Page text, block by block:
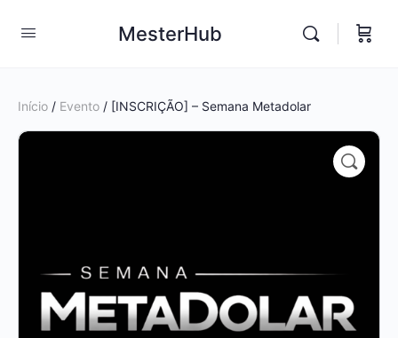
MesterHub
Início / Evento / [INSCRIÇÃO] – Semana Metadolar